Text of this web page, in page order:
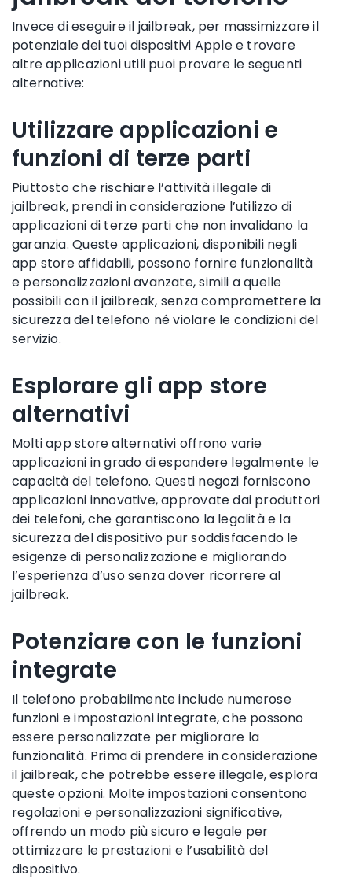
Invece di eseguire il jailbreak, per massimizzare il
potenziale dei tuoi dispositivi Apple e trovare
altre applicazioni utili puoi provare le seguenti
alternative:
Utilizzare applicazioni e
funzioni di terze parti
Piuttosto che rischiare l’attività illegale di
jailbreak, prendi in considerazione l’utilizzo di
applicazioni di terze parti che non invalidano la
garanzia. Queste applicazioni, disponibili negli
app store affidabili, possono fornire funzionalità
e personalizzazioni avanzate, simili a quelle
possibili con il jailbreak, senza compromettere la
sicurezza del telefono né violare le condizioni del
servizio.
Esplorare gli app store
alternativi
Molti app store alternativi offrono varie
applicazioni in grado di espandere legalmente le
capacità del telefono. Questi negozi forniscono
applicazioni innovative, approvate dai produttori
dei telefoni, che garantiscono la legalità e la
sicurezza del dispositivo pur soddisfacendo le
esigenze di personalizzazione e migliorando
l’esperienza d’uso senza dover ricorrere al
jailbreak.
Potenziare con le funzioni
integrate
Il telefono probabilmente include numerose
funzioni e impostazioni integrate, che possono
essere personalizzate per migliorare la
funzionalità. Prima di prendere in considerazione
il jailbreak, che potrebbe essere illegale, esplora
queste opzioni. Molte impostazioni consentono
regolazioni e personalizzazioni significative,
offrendo un modo più sicuro e legale per
ottimizzare le prestazioni e l’usabilità del
dispositivo.